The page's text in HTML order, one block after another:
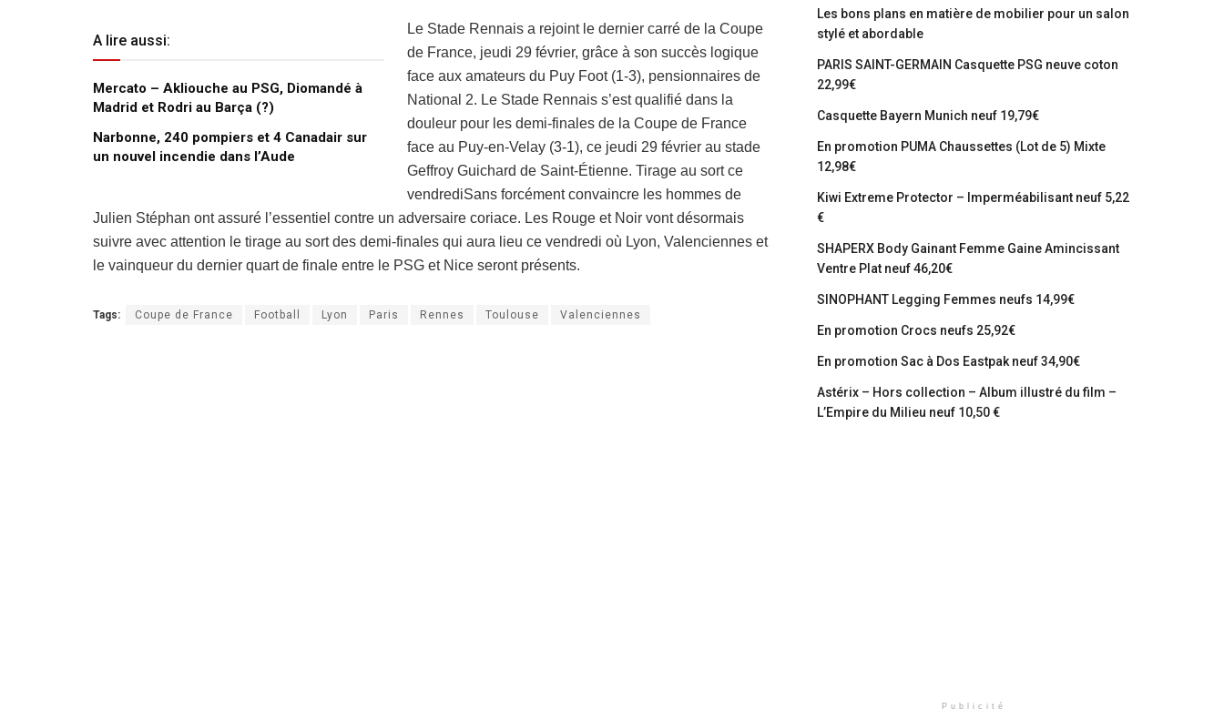
A lire aussi:
Mercato – Akliouche au PSG, Diomandé à
Madrid et Rodri au Barça (?)
Narbonne, 240 pompiers et 4 Canadair sur
un nouvel incendie dans l’Aude
Le Stade Rennais a rejoint le dernier carré de la Coupe
de France, jeudi 29 février, grâce à son succès logique
face aux amateurs du Puy Foot (1-3), pensionnaires de
National 2. Le Stade Rennais s’est qualifié dans la
douleur pour les demi-finales de la Coupe de France
face au Puy-en-Velay (3-1), ce jeudi 29 février au stade
Geffroy Guichard de Saint-Étienne. Tirage au sort ce
vendrediSans forcément convaincre les hommes de
Julien Stéphan ont assuré l’essentiel contre un adversaire coriace. Les Rouge et Noir vont désormais
suivre avec attention le tirage au sort des demi-finales qui aura lieu ce vendredi où Lyon, Valenciennes et
le vainqueur du dernier quart de finale entre le PSG et Nice seront présents.
Tags: Coupe de France Football Lyon Paris Rennes Toulouse Valenciennes
Les bons plans en matière de mobilier pour un salon
stylé et abordable
PARIS SAINT-GERMAIN Casquette PSG neuve coton
22,99€
Casquette Bayern Munich neuf 19,79€
En promotion PUMA Chaussettes (Lot de 5) Mixte
12,98€
Kiwi Extreme Protector – Imperméabilisant neuf 5,22
€
SHAPERX Body Gainant Femme Gaine Amincissant
Ventre Plat neuf 46,20€
SINOPHANT Legging Femmes neufs 14,99€
En promotion Crocs neufs 25,92€
En promotion Sac à Dos Eastpak neuf 34,90€
Astérix – Hors collection – Album illustré du film –
L’Empire du Milieu neuf 10,50 €
Publicité